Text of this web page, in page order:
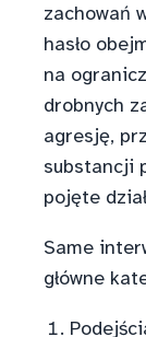
zachowań
hasło
na
drobnych
agresję,
substancji
pojęte
Same
główne